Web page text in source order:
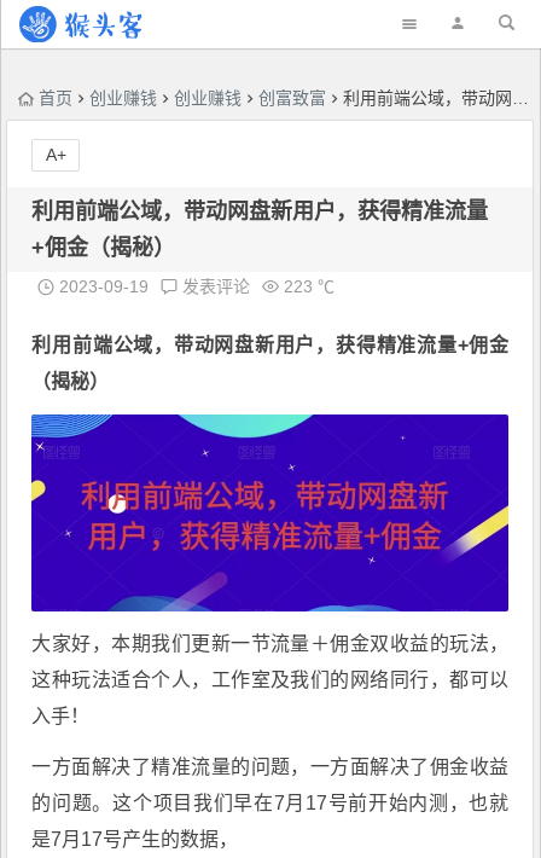
首页 创业赚钱 创业赚钱 创富致富 利用前端公域，带动网盘新用户，获得精准流量+佣金（揭秘）
利用前端公域，带动网盘新用户，获得精准流量
+佣金（揭秘）
2023-09-19 发表评论 223 ℃
利用 前端公域，带动网盘新用户，获得精准流量+佣金
（揭秘）
大家好，本期我们更新一节流量＋佣金双收益的玩法，
这种玩法适合个人，工作室及我们的网络同行，都可以
入手！
一方面解决了精准流量的问题，一方面解决了佣金收益
的问题。这个项目我们早在7月17号前开始内测，也就
是7月17号产生的数据，
A+